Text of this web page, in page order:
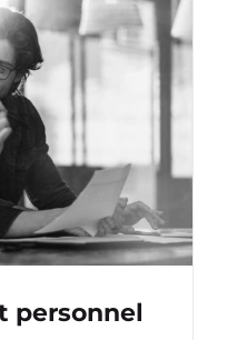
DU
personnel